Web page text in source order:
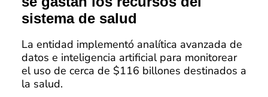
sistema de salud
La entidad implementó analítica avanzada de
datos e inteligencia artificial para monitorear
el uso de cerca de $116 billones destinados a
la salud.